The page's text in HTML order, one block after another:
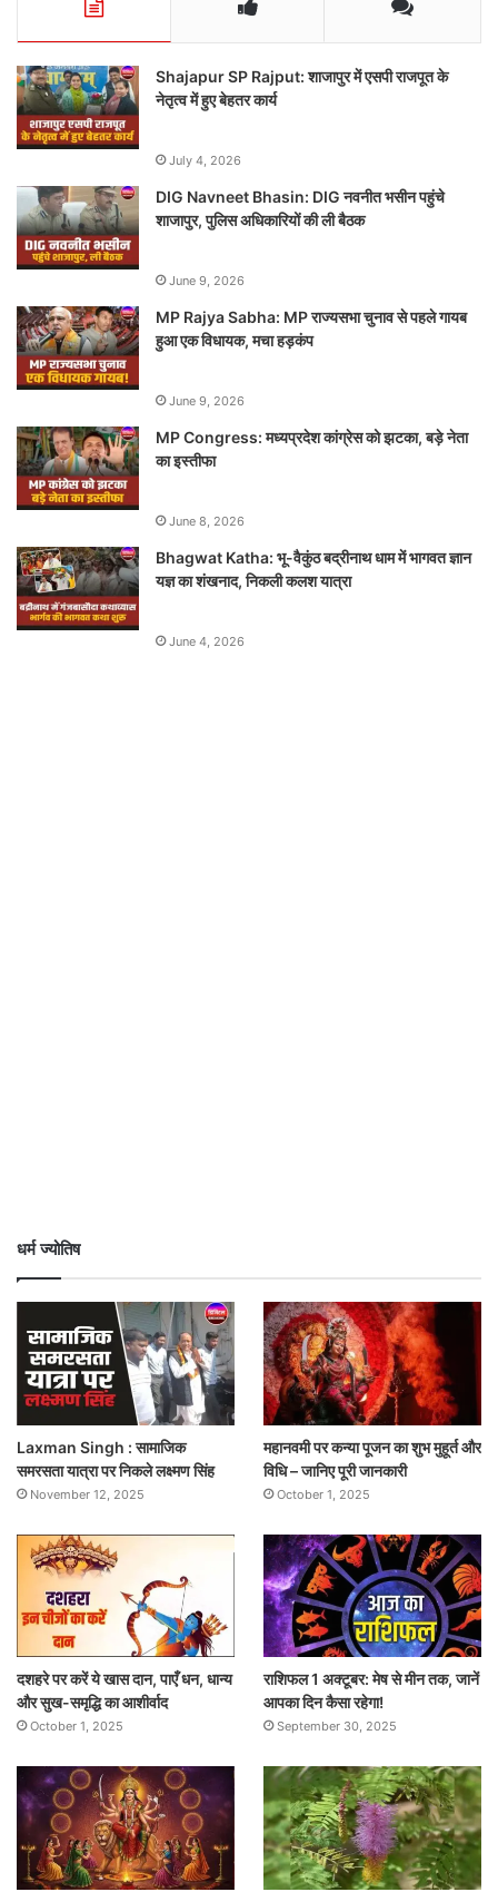
Shajapur SP Rajput: शाजापुर में एसपी राजपूत के
नेतृत्व में हुए बेहतर कार्य
July 4, 2026
DIG Navneet Bhasin: DIG नवनीत भसीन पहुंचे
शाजापुर, पुलिस अधिकारियों की ली बैठक
June 9, 2026
MP Rajya Sabha: MP राज्यसभा चुनाव से पहले गायब
हुआ एक विधायक, मचा हड़कंप
June 9, 2026
MP Congress: मध्यप्रदेश कांग्रेस को झटका, बड़े नेता
का इस्तीफा
June 8, 2026
Bhagwat Katha: भू-वैकुंठ बद्रीनाथ धाम में भागवत ज्ञान
यज्ञ का शंखनाद, निकली कलश यात्रा
June 4, 2026
धर्म ज्योतिष
Laxman Singh : सामाजिक
समरसता यात्रा पर निकले लक्ष्मण सिंह
November 12, 2025
महानवमी पर कन्या पूजन का शुभ मुहूर्त और
विधि – जानिए पूरी जानकारी
October 1, 2025
दशहरे पर करें ये खास दान, पाएँ धन, धान्य
और सुख-समृद्धि का आशीर्वाद
October 1, 2025
राशिफल 1 अक्टूबर: मेष से मीन तक, जानें
आपका दिन कैसा रहेगा!
September 30, 2025